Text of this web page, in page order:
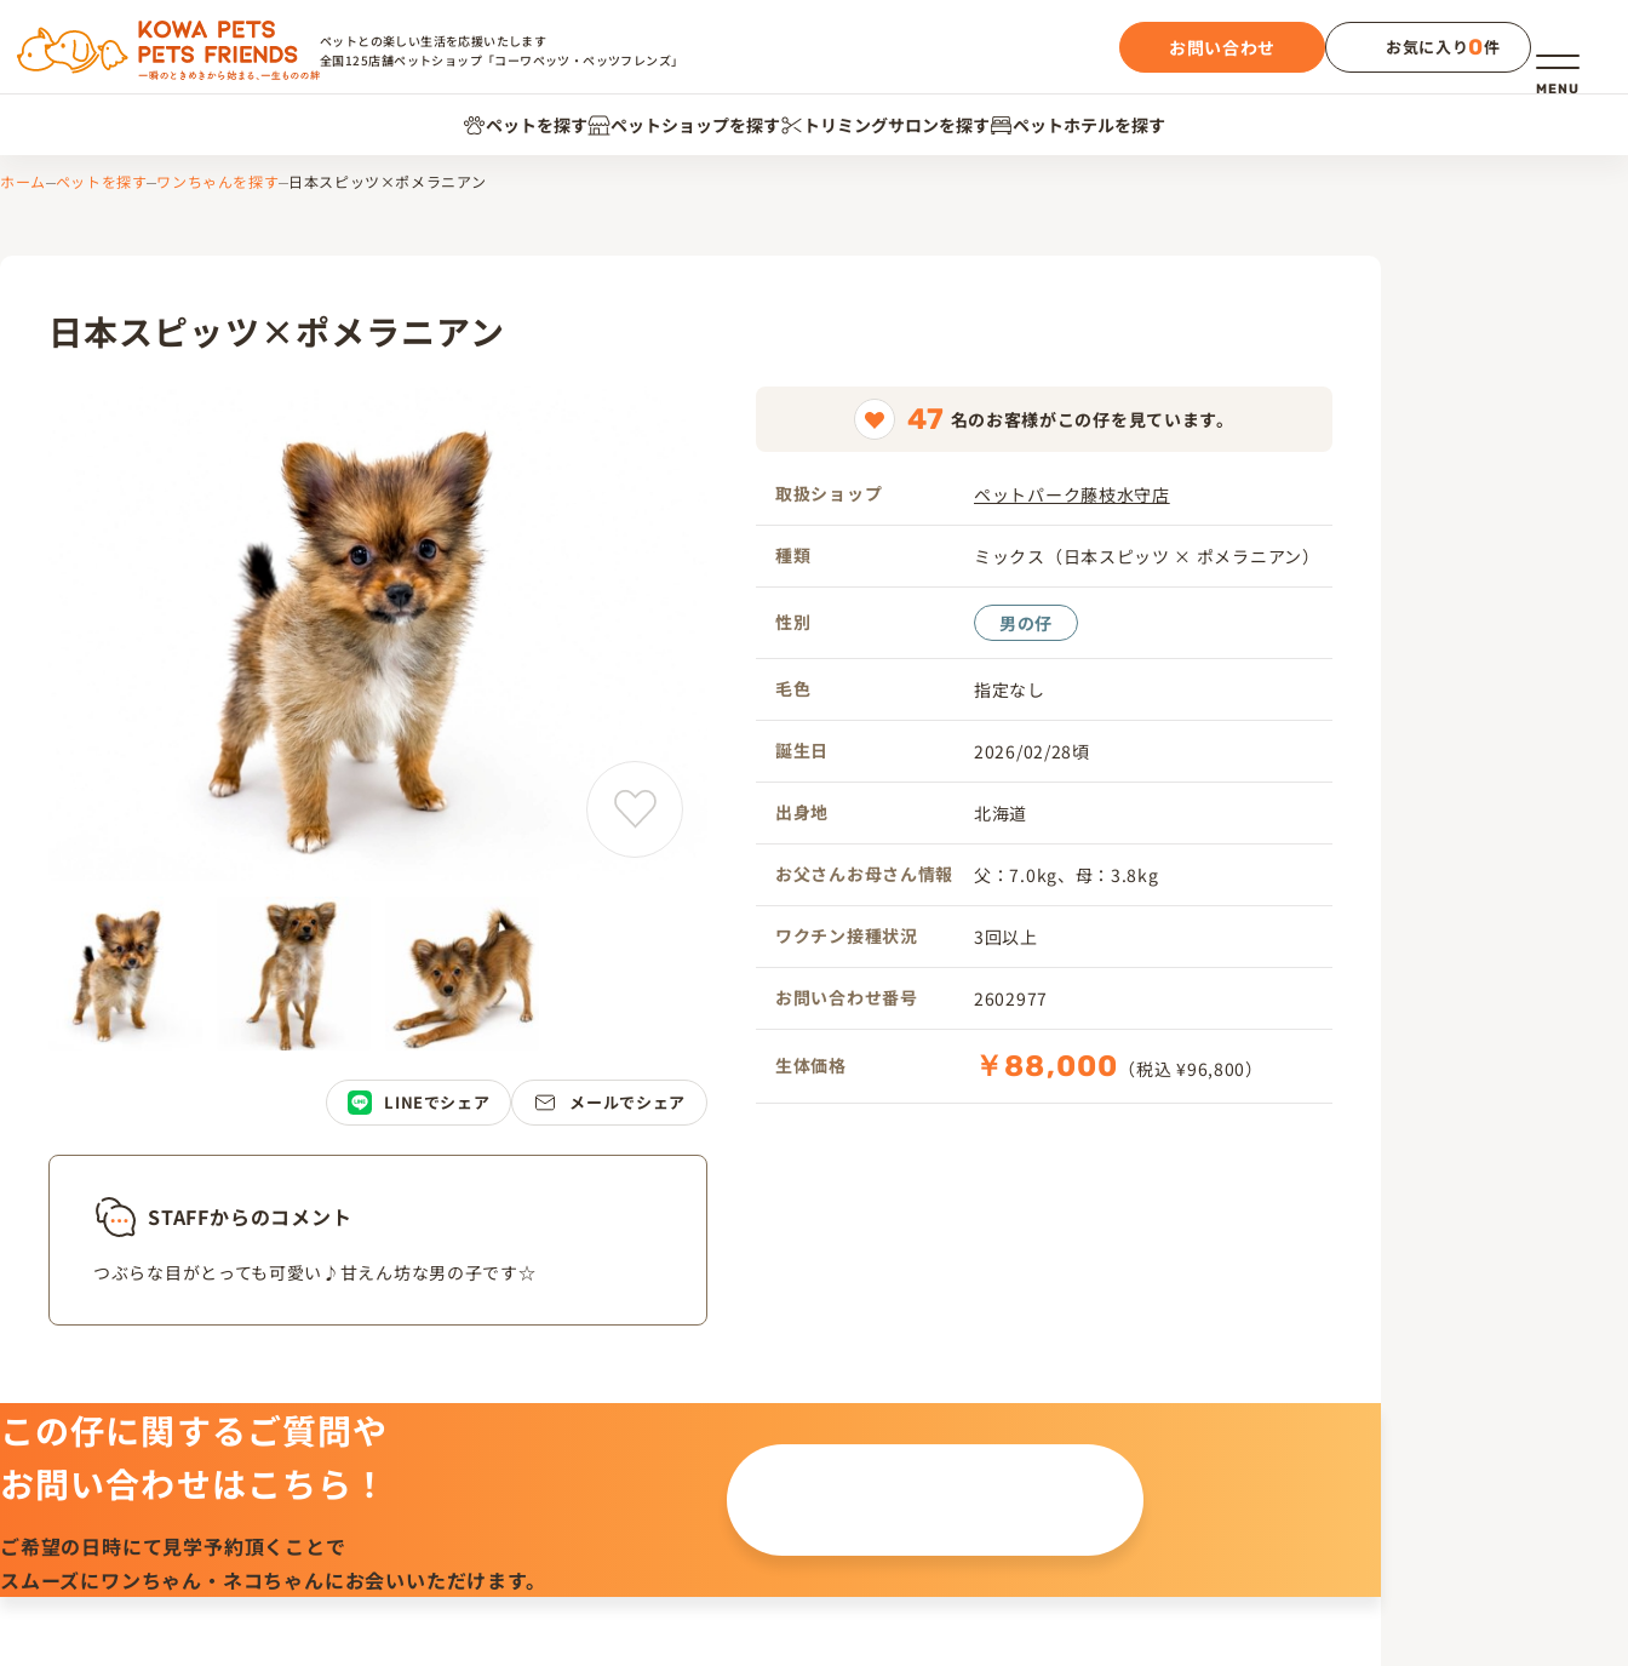
メニュー
MENU
ペットとの楽しい生活を応援いたします
全国125店舗ペットショップ「コーワペッツ・ペッツフレンズ」
お問い合わせ お気に入り0件
ペットを探す ペットショップを探す トリミングサロンを探す ペットホテルを探す
ホーム ペットを探す ワンちゃんを探す 日本スピッツ×ポメラニアン
日本スピッツ×ポメラニアン
47 名のお客様がこの仔を見ています。
取扱ショップ ペットパーク藤枝水守店
種類 ミックス（日本スピッツ × ポメラニアン）
性別 男の仔
毛色 指定なし
誕生日 2026/02/28頃
出身地 北海道
お父さんお母さん情報 父：7.0kg、母：3.8kg
ワクチン接種状況 3回以上
お問い合わせ番号 2602977
生体価格 ￥88,000 （税込 ¥96,800）
STAFFからのコメント
つぶらな目がとっても可愛い♪甘えん坊な男の子です☆
LINEでシェア メールでシェア
この仔に関するご質問や
お問い合わせはこちら！
ご希望の日時にて見学予約頂くことで
スムーズにワンちゃん・ネコちゃんにお会いいただけます。